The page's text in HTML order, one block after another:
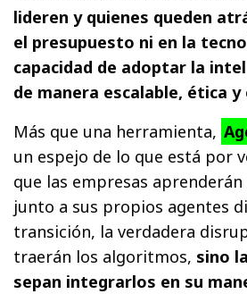
lideren y quienes queden
el presupuesto ni en la
capacidad de adoptar la
de manera escalable, ética y
Más que una herramienta,
un espejo de lo que está por
que las empresas
junto a sus propios agentes
transición, la verdadera
traerán los algoritmos, sino
sepan integrarlos en su